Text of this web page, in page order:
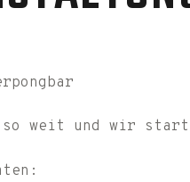
weit und wir